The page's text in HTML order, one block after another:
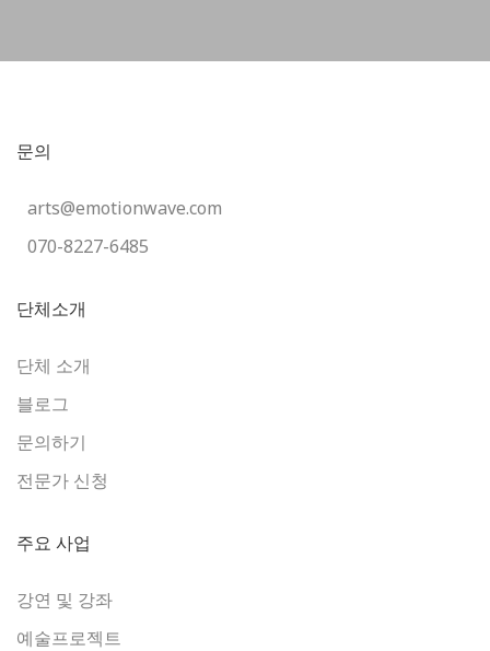
문의
arts@emotionwave.com
070-8227-6485
단체소개
단체 소개
블로그
문의하기
전문가 신청
주요 사업
강연 및 강좌
예술프로젝트